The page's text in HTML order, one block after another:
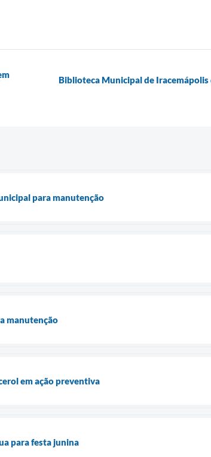
Biblioteca Municipal de
para manutenção
manutenção
em ação preventiva
para festa junina